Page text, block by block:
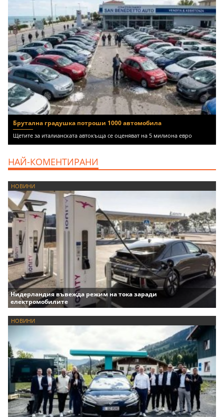
Брутална градушка потроши 1000 автомобила
Щетите за италианската автокъща се оценяват на 5 милиона евро
НАЙ-КОМЕНТИРАНИ
НОВИНИ
Нидерландия въвежда режим на тока заради
електромобилите
НОВИНИ